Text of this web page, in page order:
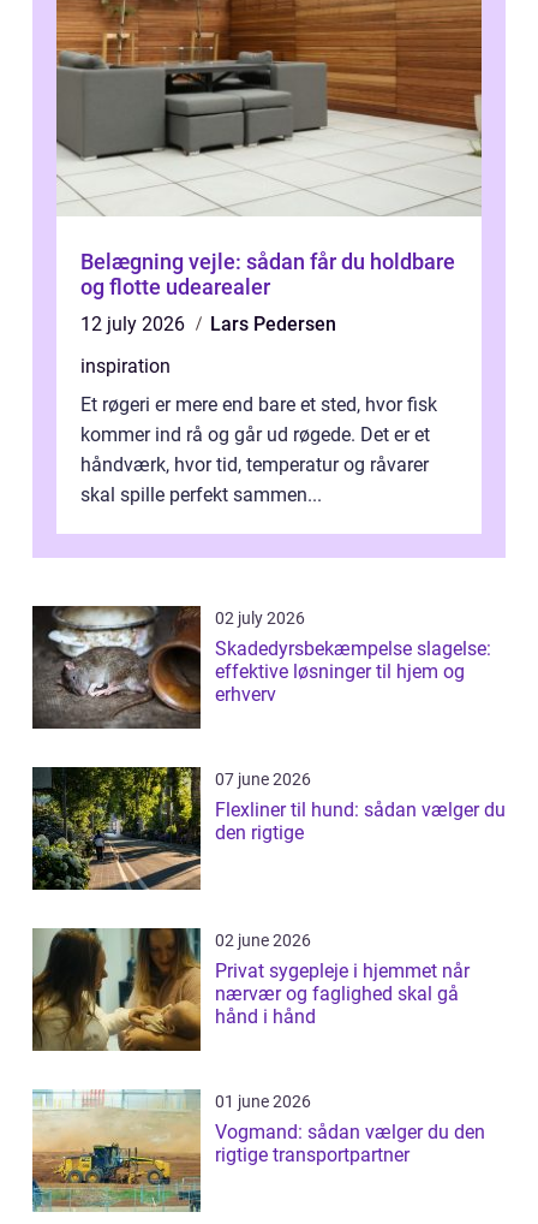
Belægning vejle: sådan får du holdbare
og flotte udearealer
12 july 2026
Lars Pedersen
inspiration
Et røgeri er mere end bare et sted, hvor fisk
kommer ind rå og går ud røgede. Det er et
håndværk, hvor tid, temperatur og råvarer
skal spille perfekt sammen...
02 july 2026
Skadedyrsbekæmpelse slagelse:
effektive løsninger til hjem og
erhverv
07 june 2026
Flexliner til hund: sådan vælger du
den rigtige
02 june 2026
Privat sygepleje i hjemmet når
nærvær og faglighed skal gå
hånd i hånd
01 june 2026
Vogmand: sådan vælger du den
rigtige transportpartner